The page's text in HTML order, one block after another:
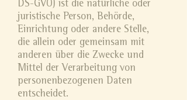
DS-GVO) ist die natürliche oder
juristische Person, Behörde,
Einrichtung oder andere Stelle,
die allein oder gemeinsam mit
anderen über die Zwecke und
Mittel der Verarbeitung von
personenbezogenen Daten
entscheidet.